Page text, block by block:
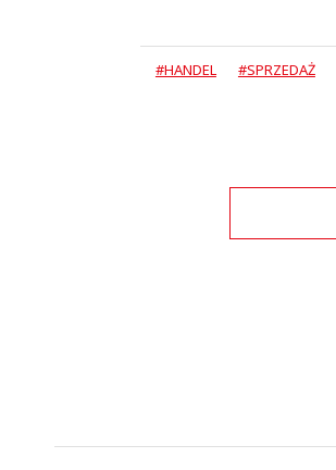
#HANDEL #SPRZEDAŻ